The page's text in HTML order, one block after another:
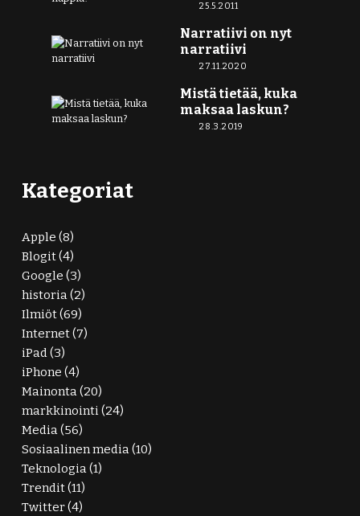
25.5.2011
Narratiivi on nyt
narratiivi
27.11.2020
Mistä tietää, kuka
maksaa laskun?
28.3.2019
Kategoriat
Apple (8)
Blogit(4)
Google (3)
historia(2)
Ilmiöt(69)
Internet(7)
iPad(3)
iPhone (4)
Mainonta(20)
markkinointi(24)
Media(56)
Sosiaalinen media(10)
Teknologia(1)
Trendit(11)
Twitter(4)